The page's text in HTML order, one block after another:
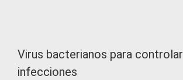
Virus bacterianos para controlar
infecciones